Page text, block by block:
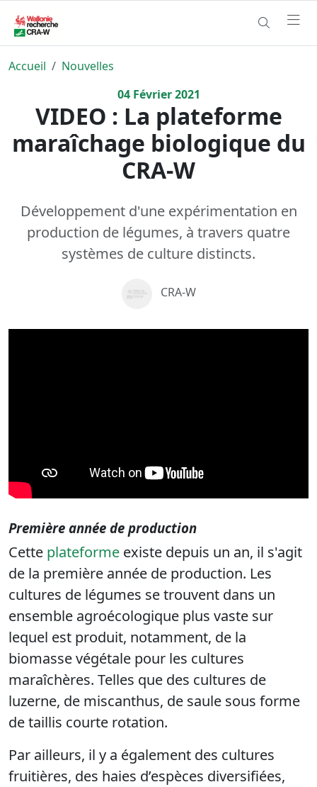
Accueil
Nouvelles
04Février2021
VIDEO : La plateforme
maraîchage biologique du
CRA-W
Développement d'une expérimentation en
production de légumes, à travers quatre
systèmes de culture distincts.
CRA-W
Première année de production
Cette plateforme existe depuis un an, il s'agit
de la première année de production. Les
cultures de légumes se trouvent dans un
ensemble agroécologique plus vaste sur
lequel est produit, notamment, de la
biomasse végétale pour les cultures
maraîchères. Telles que des cultures de
luzerne, de miscanthus, de saule sous forme
de taillis courte rotation.
Par ailleurs, il y a également des cultures
fruitières, des haies d’espèces diversifiées,